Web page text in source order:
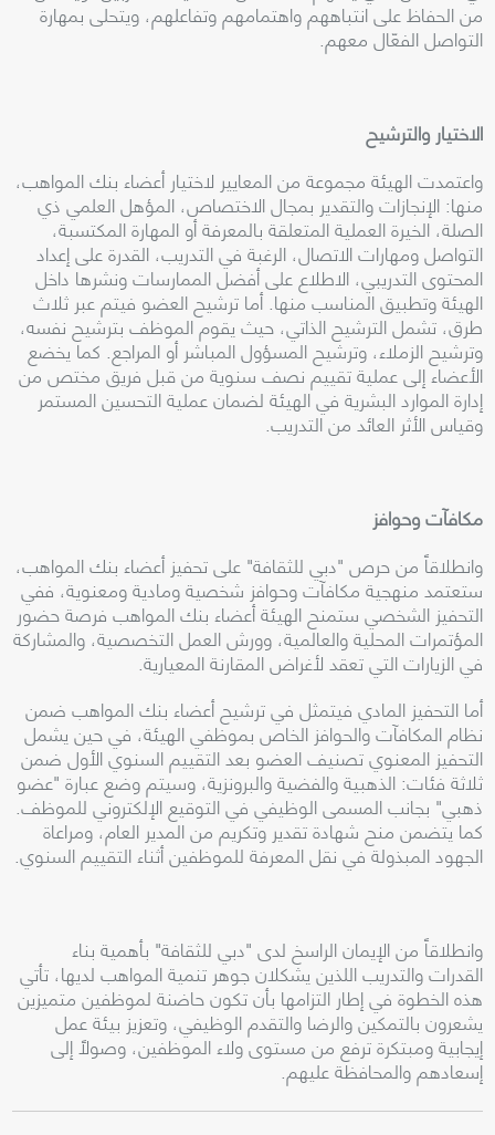
من الحفاظ على انتباههم واهتمامهم وتفاعلهم، ويتحلى بمهارة
التواصل الفعّال معهم.
الاختيار والترشيح
واعتمدت الهيئة مجموعة من المعايير لاختيار أعضاء بنك المواهب،
منها: الإنجازات والتقدير بمجال الاختصاص، المؤهل العلمي ذي
الصلة، الخيرة العملية المتعلقة بالمعرفة أو المهارة المكتسبة،
التواصل ومهارات الاتصال، الرغبة في التدريب، القدرة على إعداد
المحتوى التدريبي، الاطلاع على أفضل الممارسات ونشرها داخل
الهيئة وتطبيق المناسب منها. أما ترشيح العضو فيتم عبر ثلاث
طرق، تشمل الترشيح الذاتي، حيث يقوم الموظف بترشيح نفسه،
وترشيح الزملاء، وترشيح المسؤول المباشر أو المراجع. كما يخضع
الأعضاء إلى عملية تقييم نصف سنوية من قبل فريق مختص من
إدارة الموارد البشرية في الهيئة لضمان عملية التحسين المستمر
وقياس الأثر العائد من التدريب.
مكافآت وحوافز
وانطلاقاً من حرص "دبي للثقافة" على تحفيز أعضاء بنك المواهب،
ستعتمد منهجية مكافآت وحوافز شخصية ومادية ومعنوية، ففي
التحفيز الشخصي ستمنح الهيئة أعضاء بنك المواهب فرصة حضور
المؤتمرات المحلية والعالمية، وورش العمل التخصصية، والمشاركة
في الزيارات التي تعقد لأغراض المقارنة المعيارية.
أما التحفيز المادي فيتمثل في ترشيح أعضاء بنك المواهب ضمن
نظام المكافآت والحوافز الخاص بموظفي الهيئة، في حين يشمل
التحفيز المعنوي تصنيف العضو بعد التقييم السنوي الأول ضمن
ثلاثة فئات: الذهبية والفضية والبرونزية، وسيتم وضع عبارة "عضو
ذهبي" بجانب المسمى الوظيفي في التوقيع الإلكتروني للموظف.
كما يتضمن منح شهادة تقدير وتكريم من المدير العام، ومراعاة
الجهود المبذولة في نقل المعرفة للموظفين أثناء التقييم السنوي.
وانطلاقاً من الإيمان الراسخ لدى "دبي للثقافة" بأهمية بناء
القدرات والتدريب اللذين يشكلان جوهر تنمية المواهب لديها، تأتي
هذه الخطوة في إطار التزامها بأن تكون حاضنة لموظفين متميزين
يشعرون بالتمكين والرضا والتقدم الوظيفي، وتعزيز بيئة عمل
إيجابية ومبتكرة ترفع من مستوى ولاء الموظفين، وصولاً إلى
إسعادهم والمحافظة عليهم.